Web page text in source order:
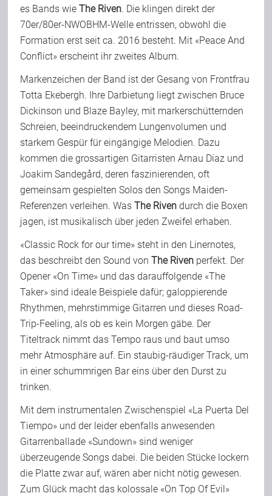
Support Us
Kalender
Playlisten
es Bands wieThe Riven. Die klingen direkt der
70er/80er-NWOBHM-Welle entrissen, obwohl die
Formation erst seit ca. 2016 besteht. Mit «Peace And
Conflict» erscheint ihr zweites Album.
Markenzeichen der Band ist der Gesang von Frontfrau
Totta Ekebergh. Ihre Darbietung liegt zwischen Bruce
Dickinson und Blaze Bayley, mit markerschütternden
Schreien, beeindruckendem Lungenvolumen und
starkem Gespür für eingängige Melodien. Dazu
kommen die grossartigen Gitarristen Arnau Diaz und
Joakim Sandegård, deren faszinierenden, oft
gemeinsam gespielten Solos den Songs Maiden-
Referenzen verleihen. WasThe Riven durch die Boxen
jagen, ist musikalisch über jeden Zweifel erhaben.
«Classic Rock for our time» steht in den Linernotes,
das beschreibt den Sound vonThe Riven perfekt. Der
Opener «On Time» und das darauffolgende «The
Taker» sind ideale Beispiele dafür; galoppierende
Rhythmen, mehrstimmige Gitarren und dieses Road-
Trip-Feeling, als ob es kein Morgen gäbe. Der
Titeltrack nimmt das Tempo raus und baut umso
mehr Atmosphäre auf. Ein staubig-räudiger Track, um
in einer schummrigen Bar eins über den Durst zu
trinken.
Mit dem instrumentalen Zwischenspiel «La Puerta Del
Tiempo» und der leider ebenfalls anwesenden
Gitarrenballade «Sundown» sind weniger
überzeugende Songs dabei. Die beiden Stücke lockern
die Platte zwar auf, wären aber nicht nötig gewesen.
Zum Glück macht das kolossale «On Top Of Evil»